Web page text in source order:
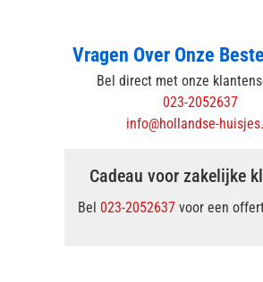
Vragen Over Onze
Bel direct met onze
023-2052637
info@hollandse-
Cadeau voor zakelijke
Bel 023-2052637 voor een